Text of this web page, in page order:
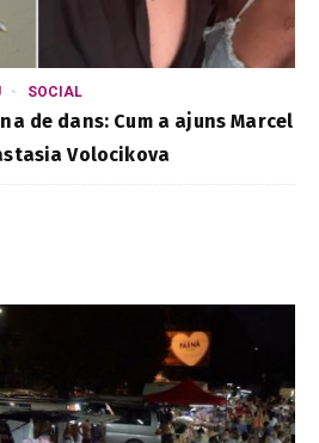
SOCIAL
de dans: Cum a ajuns Marcel
Volocikova